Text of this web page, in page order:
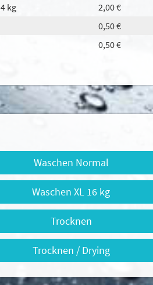
kg 2,00 €
0,50 €
0,50 €
Waschen Normal
Waschen XL 16 kg
Trocknen
Trocknen / Drying
gestalten und fortlaufend zu
wir Cookies. Durch Bestätigen des
in unserer
Datenschutzerklärung.